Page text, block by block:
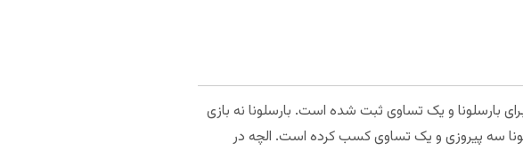
بارسلونا و یک تساوی ثبت شده است. بارسلونا نه بازی
سه پیروزی و یک تساوی کسب کرده است. الچه در